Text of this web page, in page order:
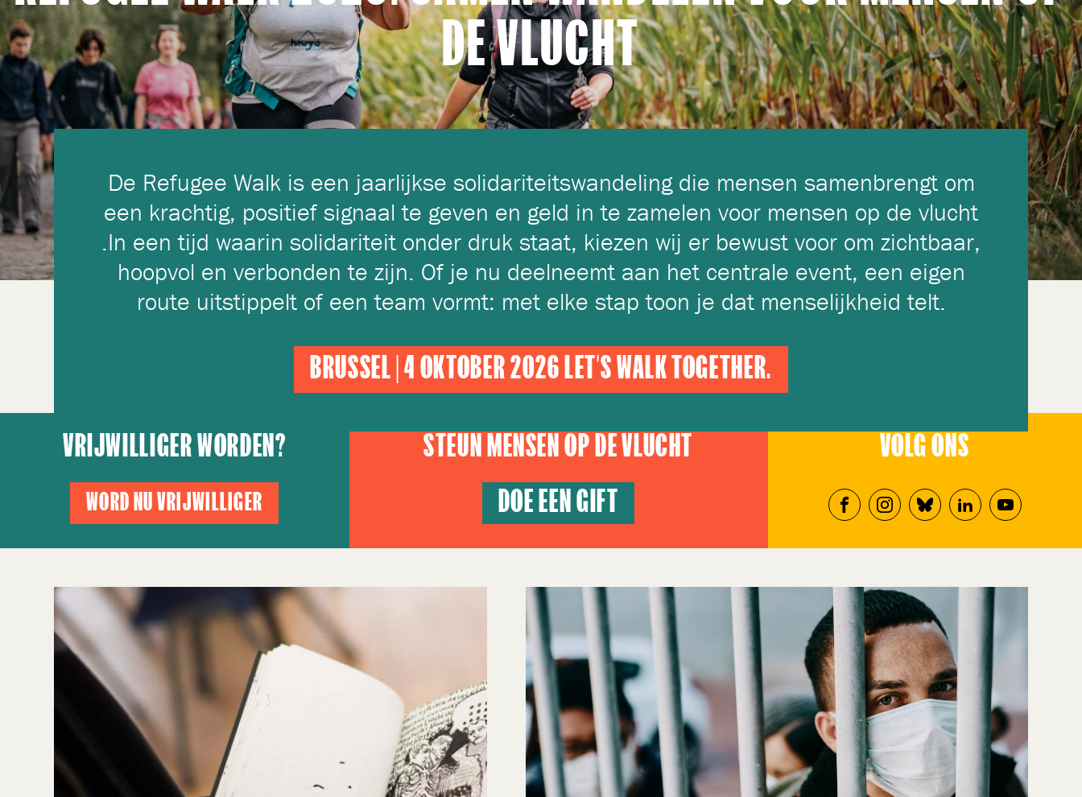
DE VLUCHT
De Refugee Walk is een jaarlijkse solidariteitswandeling die mensen samenbrengt om
een krachtig, positief signaal te geven en geld in te zamelen voor mensen op de vlucht
.In een tijd waarin solidariteit onder druk staat, kiezen wij er bewust voor om zichtbaar,
hoopvol en verbonden te zijn. Of je nu deelneemt aan het centrale event, een eigen
route uitstippelt of een team vormt: met elke stap toon je dat menselijkheid telt.
BRUSSEL | 4 OKTOBER 2026 LET'S WALK TOGETHER.
VRIJWILLIGER WORDEN?
WORD NU VRIJWILLIGER
STEUN MENSEN OP DE VLUCHT
DOE EEN GIFT
VOLG ONS